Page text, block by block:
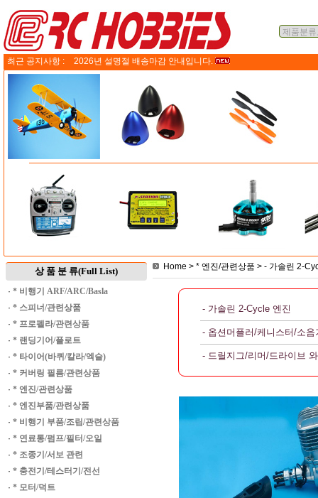
최근 공지사항 : 2026년 설명절 배송마감 안내입니다.
상 품 분 류(Full List)
· * 비행기 ARF/ARC/Basla
· * 스피너/관련상품
· * 프로펠라/관련상품
· * 랜딩기어/플로트
· * 타이어(바퀴/칼라/엑슬)
· * 커버링 필름/관련상품
· * 엔진/관련상품
· * 엔진부품/관련상품
· * 비행기 부품/조립/관련상품
· * 연료통/펌프/필터/오일
· * 조종기/서보 관련
· * 충전기/테스터기/전선
· * 모터/덕트
Home > * 엔진/관련상품 > - 가솔린 2-
- 가솔린 2-Cycle 엔진
- 옵션머플러/케니스터/소음
- 드릴지그/리머/드라이브